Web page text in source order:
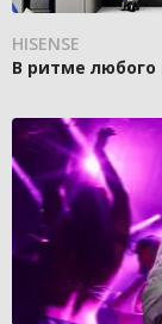
HISENSE
В ритме любого